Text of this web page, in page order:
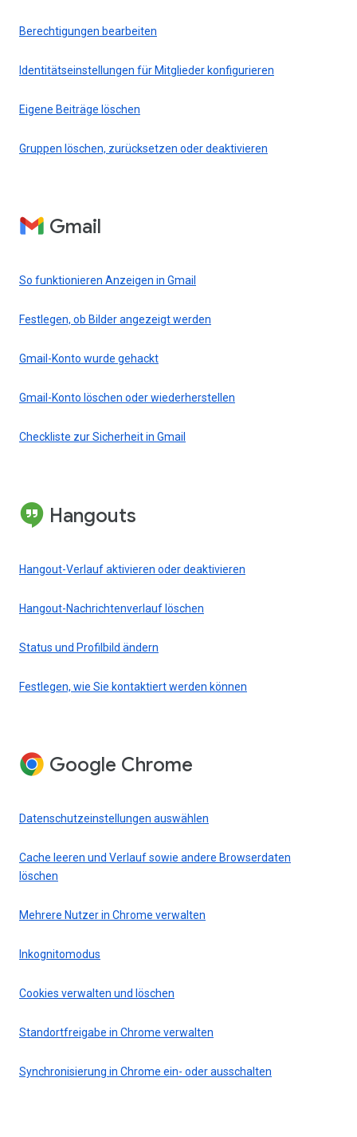
Berechtigungen bearbeiten
Identitätseinstellungen für Mitglieder konfigurieren
Eigene Beiträge löschen
Gruppen löschen, zurücksetzen oder deaktivieren
Gmail
So funktionieren Anzeigen in Gmail
Festlegen, ob Bilder angezeigt werden
Gmail-Konto wurde gehackt
Gmail-Konto löschen oder wiederherstellen
Checkliste zur Sicherheit in Gmail
Hangouts
Hangout-Verlauf aktivieren oder deaktivieren
Hangout-Nachrichtenverlauf löschen
Status und Profilbild ändern
Festlegen, wie Sie kontaktiert werden können
Google Chrome
Datenschutzeinstellungen auswählen
Cache leeren und Verlauf sowie andere Browserdaten
löschen
Mehrere Nutzer in Chrome verwalten
Inkognitomodus
Cookies verwalten und löschen
Standortfreigabe in Chrome verwalten
Synchronisierung in Chrome ein- oder ausschalten